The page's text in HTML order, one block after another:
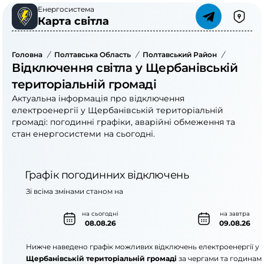
Енергосистема
Карта світла
Головна / Полтавська Область / Полтавський Район /
Відключення світла у Щербанівській
територіальній громаді
Актуальна інформація про відключення
електроенергії у Щербанівській територіальній
громаді: погодинні графіки, аварійні обмеження та
стан енергосистеми на сьогодні.
Графік погодинних відключень
на сьогодні
08.08.26
на завтра
09.08.26
Зі всіма змінами станом на
Нижче наведено графік можливих відключень електроенергії у
Щербанівській територіальній громаді за чергами та